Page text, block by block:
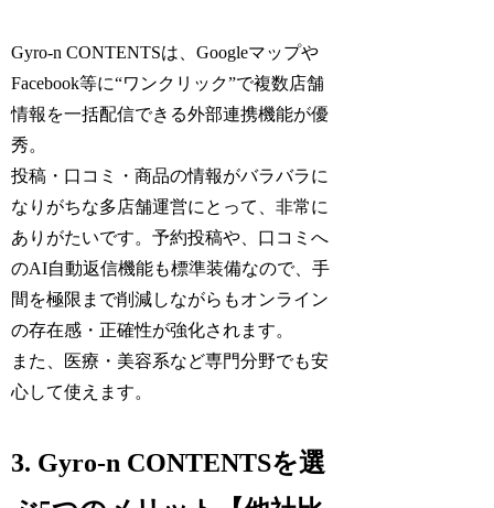
Gyro-n CONTENTSは、Googleマップや
Facebook等に“ワンクリック”で複数店舗
情報を一括配信できる外部連携機能が優
秀。
投稿・口コミ・商品の情報がバラバラに
なりがちな多店舗運営にとって、非常に
ありがたいです。予約投稿や、口コミへ
のAI自動返信機能も標準装備なので、手
間を極限まで削減しながらもオンライン
の存在感・正確性が強化されます。
また、医療・美容系など専門分野でも安
心して使えます。
3. Gyro-n CONTENTSを選